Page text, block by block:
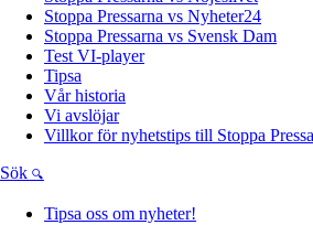
Stoppa Pressarna vs Nyheter24
Stoppa Pressarna vs Svensk Dam
Test VI-player
Tipsa
Vår historia
Vi avslöjar
Villkor för nyhetstips till Stoppa
Sök
Tipsa oss om nyheter!